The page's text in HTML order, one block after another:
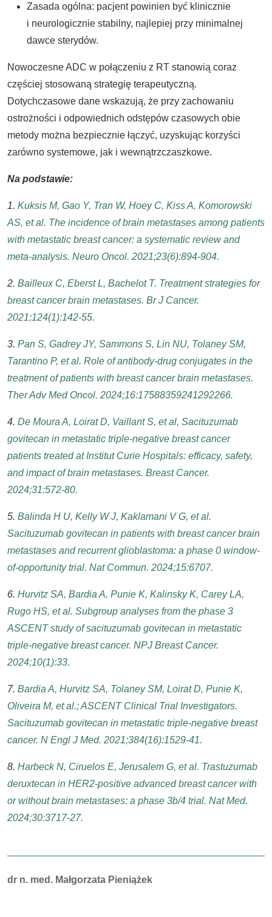
Zasada ogólna: pacjent powinien być klinicznie
i neurologicznie stabilny, najlepiej przy minimalnej
dawce sterydów.
Nowoczesne ADC w połączeniu z RT stanowią coraz
częściej stosowaną strategię terapeutyczną.
Dotychczasowe dane wskazują, że przy zachowaniu
ostrożności i odpowiednich odstępów czasowych obie
metody można bezpiecznie łączyć, uzyskując korzyści
zarówno systemowe, jak i wewnątrzczaszkowe.
Na podstawie:
1. Kuksis M, Gao Y, Tran W, Hoey C, Kiss A, Komorowski
AS, et al. The incidence of brain metastases among patients
with metastatic breast cancer: a systematic review and
meta-analysis. Neuro Oncol. 2021;23(6):894-904.
2. Bailleux C, Eberst L, Bachelot T. Treatment strategies for
breast cancer brain metastases. Br J Cancer.
2021;124(1):142-55.
3. Pan S, Gadrey JY, Sammons S, Lin NU, Tolaney SM,
Tarantino P, et al. Role of antibody-drug conjugates in the
treatment of patients with breast cancer brain metastases.
Ther Adv Med Oncol. 2024;16:17588359241292266.
4. De Moura A, Loirat D, Vaillant S, et al, Sacituzumab
govitecan in metastatic triple-negative breast cancer
patients treated at Institut Curie Hospitals: efficacy, safety,
and impact of brain metastases. Breast Cancer.
2024;31:572-80.
5. Balinda H U, Kelly W J, Kaklamani V G, et al.
Sacituzumab govitecan in patients with breast cancer brain
metastases and recurrent glioblastoma: a phase 0 window-
of-opportunity trial. Nat Commun. 2024;15:6707.
6. Hurvitz SA, Bardia A, Punie K, Kalinsky K, Carey LA,
Rugo HS, et al. Subgroup analyses from the phase 3
ASCENT study of sacituzumab govitecan in metastatic
triple-negative breast cancer. NPJ Breast Cancer.
2024;10(1):33.
7. Bardia A, Hurvitz SA, Tolaney SM, Loirat D, Punie K,
Oliveira M, et al.; ASCENT Clinical Trial Investigators.
Sacituzumab govitecan in metastatic triple-negative breast
cancer. N Engl J Med. 2021;384(16):1529-41.
8. Harbeck N, Ciruelos E, Jerusalem G, et al. Trastuzumab
deruxtecan in HER2-positive advanced breast cancer with
or without brain metastases: a phase 3b/4 trial. Nat Med.
2024;30:3717-27.
Autorzy:
dr n. med. Małgorzata Pieniążek